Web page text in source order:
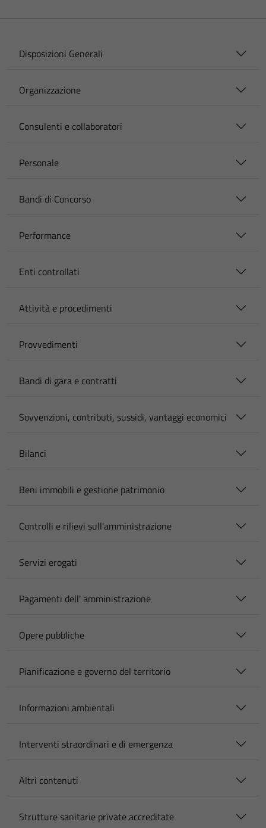
Disposizioni Generali
Organizzazione
Consulenti e collaboratori
Personale
Bandi di Concorso
Performance
Enti controllati
Attività e procedimenti
Provvedimenti
Bandi di gara e contratti
Sovvenzioni, contributi, sussidi, vantaggi economici
Bilanci
Beni immobili e gestione patrimonio
Controlli e rilievi sull'amministrazione
Servizi erogati
Pagamenti dell' amministrazione
Opere pubbliche
Pianificazione e governo del territorio
Informazioni ambientali
Interventi straordinari e di emergenza
Altri contenuti
Strutture sanitarie private accreditate